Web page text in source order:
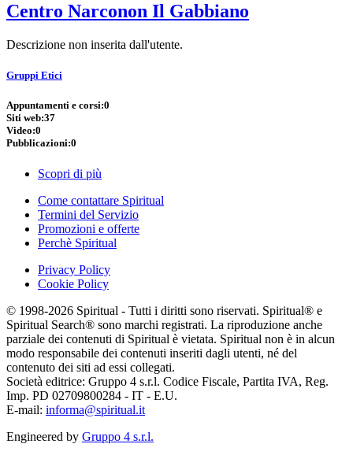
Centro Narconon Il Gabbiano
Descrizione non inserita dall'utente.
Gruppi Etici
Appuntamenti e corsi:0
Siti web:37
Video:0
Pubblicazioni:0
Scopri di più
Come contattare Spiritual
Termini del Servizio
Promozioni e offerte
Perchè Spiritual
Privacy Policy
Cookie Policy
© 1998-2026 Spiritual - Tutti i diritti sono riservati. Spiritual® e
Spiritual Search® sono marchi registrati. La riproduzione anche
parziale dei contenuti di Spiritual è vietata. Spiritual non è in alcun
modo responsabile dei contenuti inseriti dagli utenti, né del
contenuto dei siti ad essi collegati.
Società editrice: Gruppo 4 s.r.l. Codice Fiscale, Partita IVA, Reg.
Imp. PD 02709800284 - IT - E.U.
E-mail: informa@spiritual.it
Engineered by Gruppo 4 s.r.l.